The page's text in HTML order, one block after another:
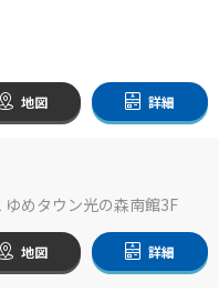
地図 詳細
めタウン光の森南館3F
地図 詳細